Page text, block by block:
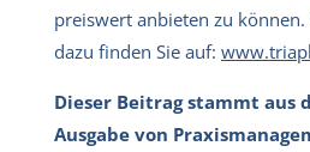
preiswert anbieten zu
dazu finden Sie auf:
Dieser Beitrag stammt aus
Ausgabe von